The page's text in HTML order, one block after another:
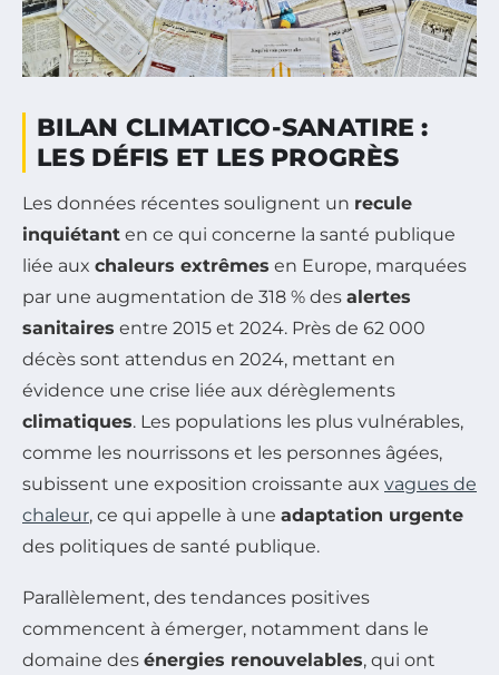
BILAN CLIMATICO-SANATIRE :
LES DÉFIS ET LES PROGRÈS
Les données récentes soulignent un recule
inquiétant en ce qui concerne la santé publique
liée aux chaleurs extrêmes en Europe, marquées
par une augmentation de 318 % des alertes
sanitaires entre 2015 et 2024. Près de 62 000
décès sont attendus en 2024, mettant en
évidence une crise liée aux dérèglements
climatiques. Les populations les plus vulnérables,
comme les nourrissons et les personnes âgées,
subissent une exposition croissante aux vagues de
chaleur, ce qui appelle à une adaptation urgente
des politiques de santé publique.
Parallèlement, des tendances positives
commencent à émerger, notamment dans le
domaine des énergies renouvelables, qui ont